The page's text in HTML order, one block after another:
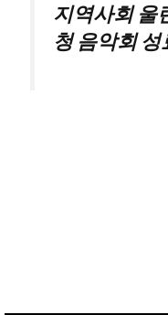
지역사회 울
청 음악회 성